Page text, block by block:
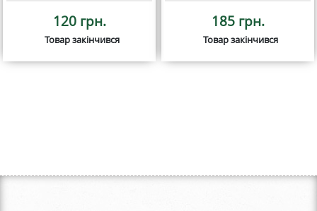
120 грн.
Товар закінчився
185 грн.
Товар закінчився